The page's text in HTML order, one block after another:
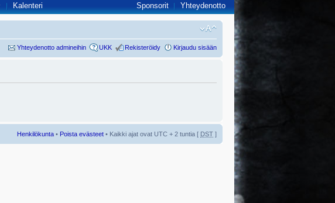
Kalenteri Sponsorit Yhteydenotto
Yhteydenotto admineihin UKK Rekisteröidy Kirjaudu sisään
Henkilökunta • Poista evästeet • Kaikki ajat ovat UTC + 2 tuntia [ DST ]